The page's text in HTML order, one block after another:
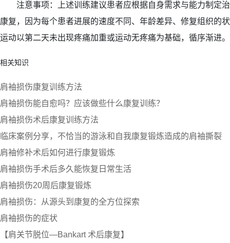
注意事项：上述训练建议患者应根据自身需求与能力制定治
康复，因为每个患者进展的速度不同、年龄差异、修复组织的
运动以第二天未出现疼痛加重或运动无疼痛为基础，循序渐进。
相关知识
肩袖损伤康复训练方法
肩袖损伤能自愈吗？应该做些什么康复训练？
肩袖损伤术后康复训练方法
临床案例分享，不恰当的游泳和自我康复锻炼造成的肩袖撕裂
肩袖修补术后如何进行康复锻炼
肩袖损伤手术后多久能恢复日常生活
肩袖损伤20周后康复锻炼
肩袖损伤：从源头到康复的全方位探索
肩袖损伤的症状
【肩关节脱位—Bankart 术后康复】